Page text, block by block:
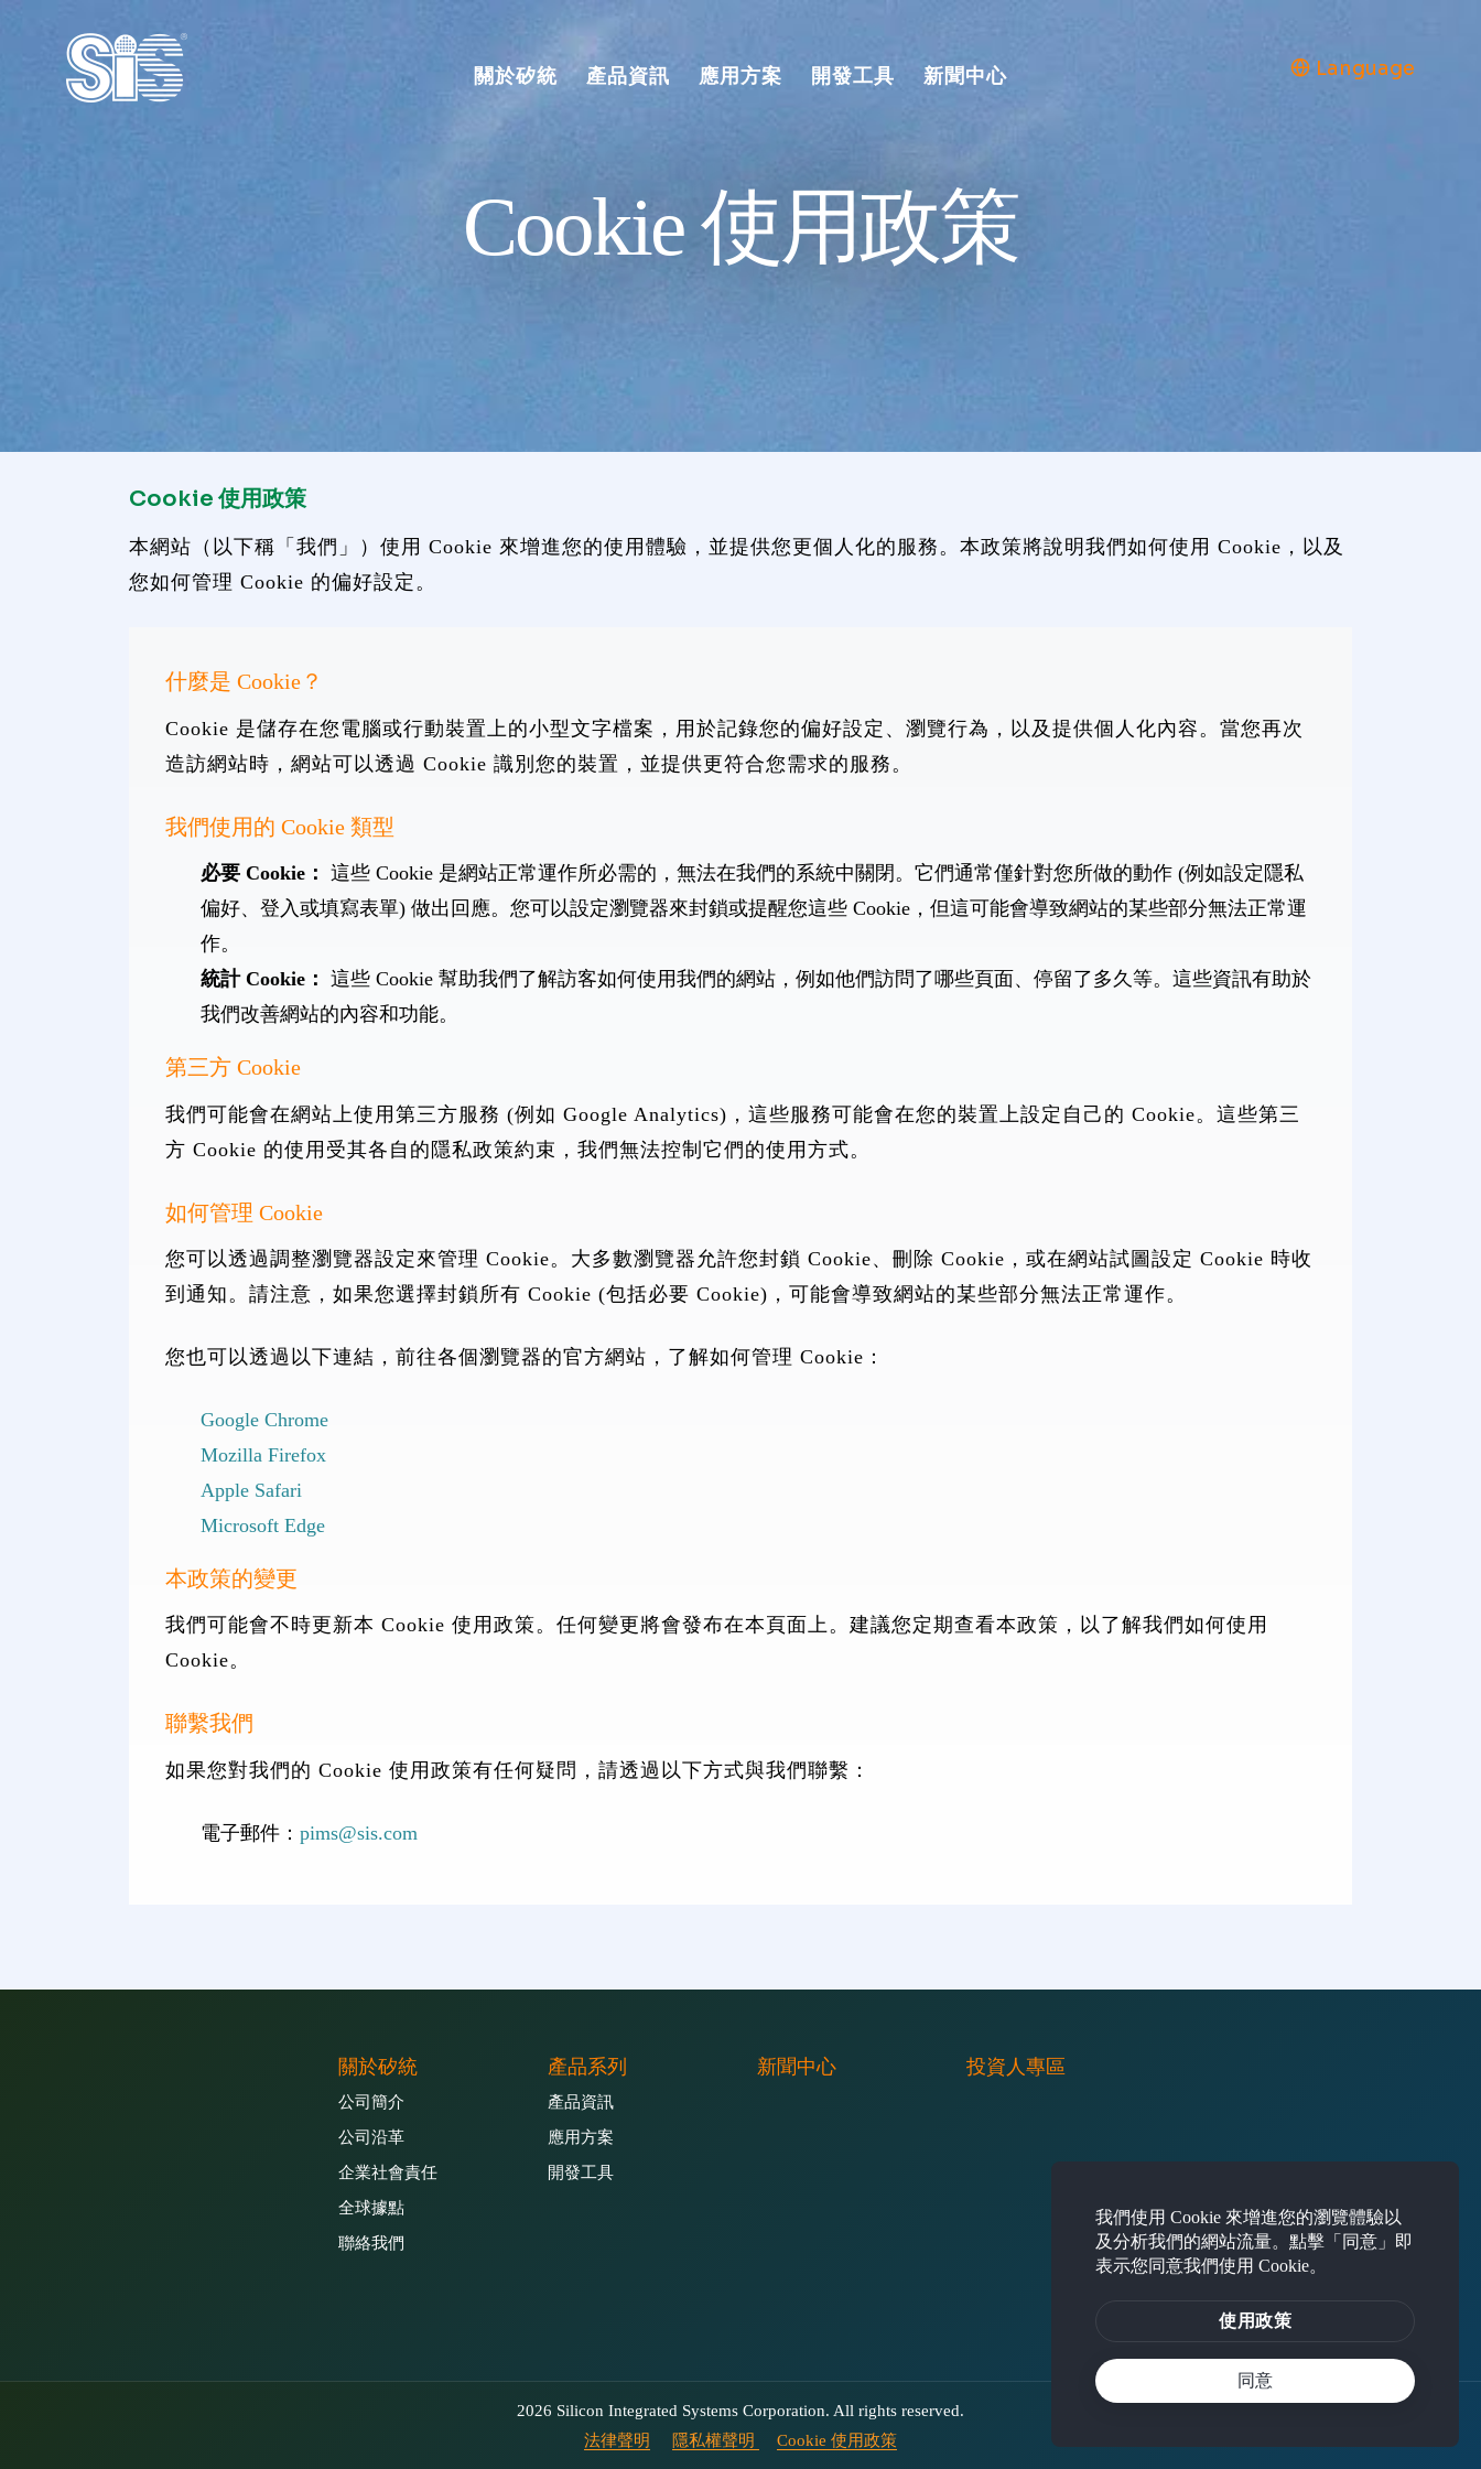
關於矽統 產品資訊 應用方案 開發工具 新聞中心 Language
Cookie 使用政策
Cookie 使用政策
本網站（以下稱「我們」）使用 Cookie 來增進您的使用體驗，並提供您更個人化的服務。本政策將說明我們如何使用 Cookie，以及
您如何管理 Cookie 的偏好設定。
什麼是 Cookie？
Cookie 是儲存在您電腦或行動裝置上的小型文字檔案，用於記錄您的偏好設定、瀏覽行為，以及提供個人化內容。當您再次
造訪網站時，網站可以透過 Cookie 識別您的裝置，並提供更符合您需求的服務。
我們使用的 Cookie 類型
必要 Cookie： 這些 Cookie 是網站正常運作所必需的，無法在我們的系統中關閉。它們通常僅針對您所做的動作 (例如設定隱私
偏好、登入或填寫表單) 做出回應。您可以設定瀏覽器來封鎖或提醒您這些 Cookie，但這可能會導致網站的某些部分無法正常運
作。
統計 Cookie： 這些 Cookie 幫助我們了解訪客如何使用我們的網站，例如他們訪問了哪些頁面、停留了多久等。這些資訊有助於
我們改善網站的內容和功能。
第三方 Cookie
我們可能會在網站上使用第三方服務 (例如 Google Analytics)，這些服務可能會在您的裝置上設定自己的 Cookie。這些第三
方 Cookie 的使用受其各自的隱私政策約束，我們無法控制它們的使用方式。
如何管理 Cookie
您可以透過調整瀏覽器設定來管理 Cookie。大多數瀏覽器允許您封鎖 Cookie、刪除 Cookie，或在網站試圖設定 Cookie 時收
到通知。請注意，如果您選擇封鎖所有 Cookie (包括必要 Cookie)，可能會導致網站的某些部分無法正常運作。
您也可以透過以下連結，前往各個瀏覽器的官方網站，了解如何管理 Cookie：
Google Chrome
Mozilla Firefox
Apple Safari
Microsoft Edge
本政策的變更
我們可能會不時更新本 Cookie 使用政策。任何變更將會發布在本頁面上。建議您定期查看本政策，以了解我們如何使用
Cookie。
聯繫我們
如果您對我們的 Cookie 使用政策有任何疑問，請透過以下方式與我們聯繫：
電子郵件：pims@sis.com
關於矽統
公司簡介
公司沿革
企業社會責任
全球據點
聯絡我們
產品系列
產品資訊
應用方案
開發工具
新聞中心 投資人專區
2026 Silicon Integrated Systems Corporation. All rights reserved.
法律聲明
隱私權聲明 Cookie 使用政策
我們使用 Cookie 來增進您的瀏覽體驗以
及分析我們的網站流量。點擊「同意」即
表示您同意我們使用 Cookie。
使用政策
同意